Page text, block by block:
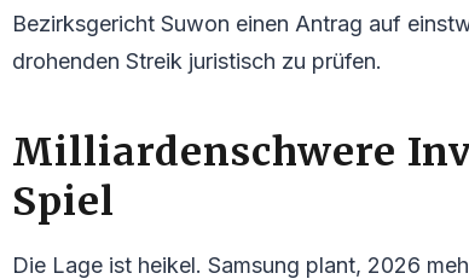
Bezirksgericht Suwon einen Antrag auf
drohenden Streik juristisch zu prüfen.
Milliardenschwere
Spiel
Die Lage ist heikel. Samsung plant, 2026